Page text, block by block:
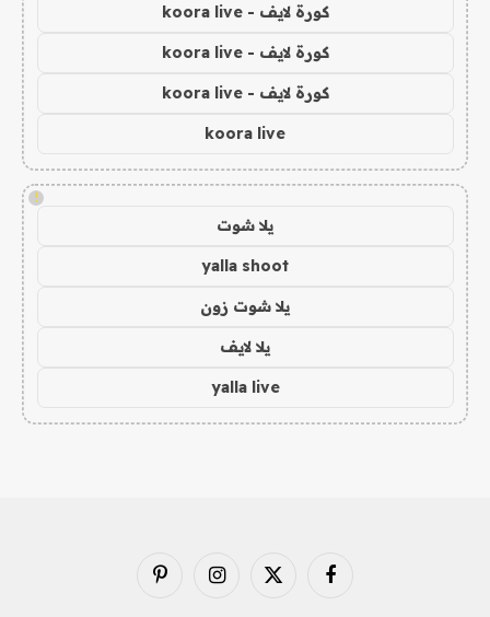
كورة لايف - koora live
كورة لايف - koora live
كورة لايف - koora live
koora live
!
يلا شوت
yalla shoot
يلا شوت زون
يلا لايف
yalla live
فيسبوك X
الانستغرامبينتيريست